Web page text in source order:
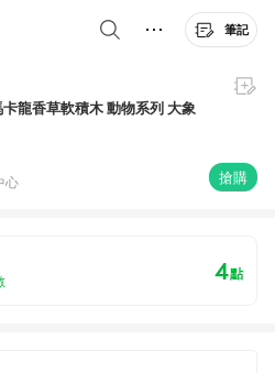
筆記
龍香草軟積木 動物系列 大象
心 搶購
4點